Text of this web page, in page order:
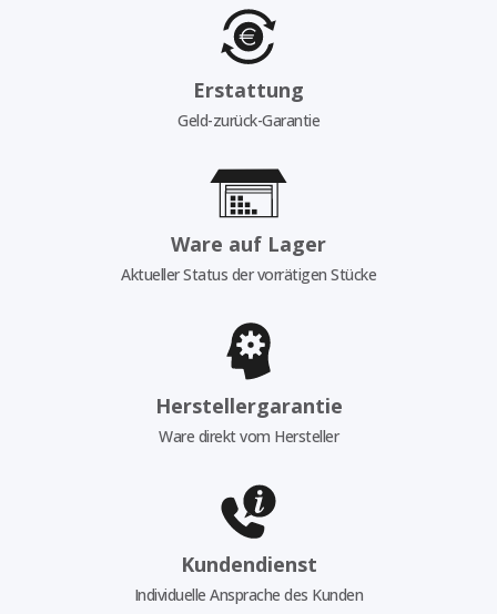
Erstattung
Geld-zurück-Garantie
Ware auf Lager
Aktueller Status der vorrätigen Stücke
Herstellergarantie
Ware direkt vom Hersteller
Kundendienst
Individuelle Ansprache des Kunden